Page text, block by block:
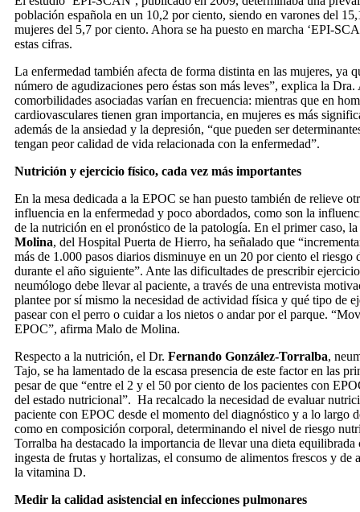
población española en un 10,2 por ciento, siendo en varones del
mujeres del 5,7 por ciento. Ahora se ha puesto en marcha ‘EPI-
estas cifras.
La enfermedad también afecta de forma distinta en las mujeres, ya
número de agudizaciones pero éstas son más leves”, explica la
comorbilidades asociadas varían en frecuencia: mientras que en
cardiovasculares tienen gran importancia, en mujeres es más
además de la ansiedad y la depresión, “que pueden ser
tengan peor calidad de vida relacionada con la enfermedad”.
Nutrición y ejercicio físico, cada vez más importantes
En la mesa dedicada a la EPOC se han puesto también de relieve
influencia en la enfermedad y poco abordados, como son la
de la nutrición en el pronóstico de la patología. En el primer caso,
Molina, del Hospital Puerta de Hierro, ha señalado que
más de 1.000 pasos diarios disminuye en un 20 por ciento el riesgo
durante el año siguiente”. Ante las dificultades de prescribir
neumólogo debe llevar al paciente, a través de una entrevista
plantee por sí mismo la necesidad de actividad física y qué tipo de
pasear con el perro o cuidar a los nietos o andar por el parque.
EPOC”, afirma Malo de Molina.
Respecto a la nutrición, el Dr. Fernando González-Torralba,
Tajo, se ha lamentado de la escasa presencia de este factor en las
pesar de que “entre el 2 y el 50 por ciento de los pacientes con
del estado nutricional”. Ha recalcado la necesidad de evaluar
paciente con EPOC desde el momento del diagnóstico y a lo largo
como en composición corporal, determinando el nivel de riesgo
Torralba ha destacado la importancia de llevar una dieta equilibrada
ingesta de frutas y hortalizas, el consumo de alimentos frescos y de
la vitamina D.
Medir la calidad asistencial en infecciones pulmonares